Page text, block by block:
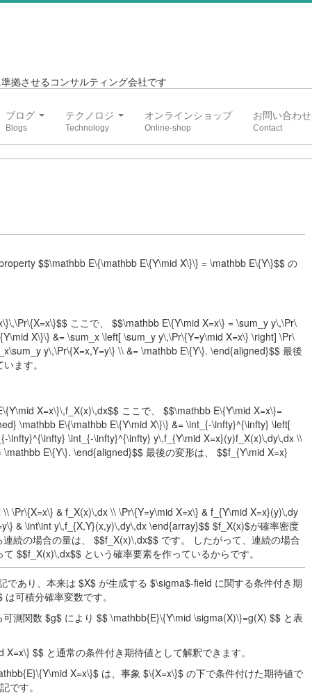
拠させるコンサルティング会社です
ブログ テクノロジ オンラインショップ お問い合わせ
$$\mathbb E\{\mathbb E\{Y\mid X\}\} = \mathbb E\{Y\}$$ の
ここで、 $$\mathbb E\{Y\mid X=x\} = \sum_y y\,\Pr\
X\}\} &= \sum_x \left[ \sum_y y\,\Pr\{Y=y\mid X=x\} \right] \Pr\
y\,\Pr\{X=x,Y=y\} \\ &= \mathbb E\{Y\}. \end{aligned}$$ 最後
ます。
X=x\}\,f_X(x)\,dx$$ ここで、 $$\mathbb E\{Y\mid X=x\}=
\mathbb E\{\mathbb E\{Y\mid X\}\} &= \int_{-\infty}^{\infty} \left[
\int_{-\infty}^{\infty} y\,f_{Y\mid X=x}(y)f_X(x)\,dy\,dx \\
E\{Y\}. \end{aligned}$$ 最後の変形は、 $$f_{Y\mid X=x}
\Pr\{X=x\} & f_X(x)\,dx \\ \Pr\{Y=y\mid X=x\} & f_{Y\mid X=x}(y)\,dy
& \int\int y\,f_{X,Y}(x,y)\,dy\,dx \end{array}$$ $f_X(x)$が確率密度
続の場合の量は、 $$f_X(x)\,dx$$ です。 したがって、連続の場合
$$f_X(x)\,dx$$ という確率要素を作っているからです。
あり、本来は $X$ が生成する $\sigma$-field に関する条件付き期
可積分確率変数です。
測関数 $g$ により $$ \mathbb{E}\{Y\mid \sigma(X)\}=g(X) $$ と表
$$ と通常の条件付き期待値として解釈できます。
X=x\}$ は、事象 $\{X=x\}$ の下で条件付けた期待値で
です。